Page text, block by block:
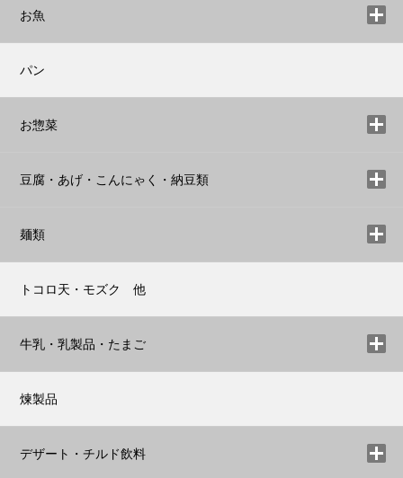
お魚
パン
お惣菜
豆腐・あげ・こんにゃく・納豆類
麺類
トコロ天・モズク 他
牛乳・乳製品・たまご
煉製品
デザート・チルド飲料